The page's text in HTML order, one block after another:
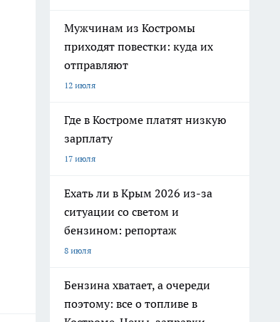
Мужчинам из Костромы
приходят повестки: куда их
отправляют
12 июля
Где в Костроме платят низкую
зарплату
17 июля
Ехать ли в Крым 2026 из-за
ситуации со светом и
бензином: репортаж
8 июля
Бензина хватает, а очереди
поэтому: все о топливе в